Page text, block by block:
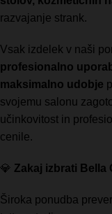
razvajanje strank.
Vsak izdelek v naši
profesionalno
maksimalno udobje
svojemu salonu
učinkovitost in
cenile.
💎 Zakaj izbrati Bella
Široka ponudba